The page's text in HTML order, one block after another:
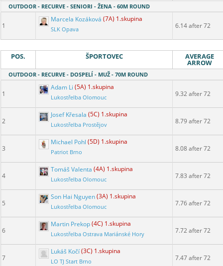
OUTDOOR - RECURVE - SENIORI - ŽENA - 60M ROUND
1
Marcela Kozáková (7A) 1.skupina
SLK Opava 6.14 after 72
POS. ŠPORTOVEC AVERAGE
ARROW
OUTDOOR - RECURVE - DOSPELÍ - MUŽ - 70M ROUND
1
Adam Li (5A) 1.skupina
Lukostřelba Olomouc 9.32 after 72
2
Josef Křesala (5C) 1.skupina
Lukostřelba Prostějov 8.79 after 72
3
Michael Pohl (5D) 1.skupina
Patriot Brno 8.08 after 72
4
Tomáš Valenta (4A) 1.skupina
Lukostřelba Olomouc 7.83 after 72
5
Son Hai Nguyen(3A) 1.skupina
Lukostřelba Olomouc 7.76 after 72
6
Martin Prekop(4C) 1.skupina
Lukostřelba Ostrava Mariánské Hory 7.72 after 72
7
Lukáš Kočí(3C) 1.skupina
LO TJ Start Brno 7.47 after 72